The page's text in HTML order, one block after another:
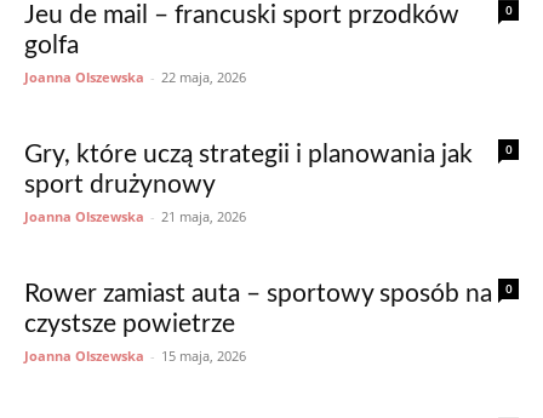
0
Jeu de mail – francuski sport przodków
golfa
Joanna Olszewska - 22 maja, 2026
0
Gry, które uczą strategii i planowania jak
sport drużynowy
Joanna Olszewska - 21 maja, 2026
0
Rower zamiast auta – sportowy sposób na
czystsze powietrze
Joanna Olszewska - 15 maja, 2026